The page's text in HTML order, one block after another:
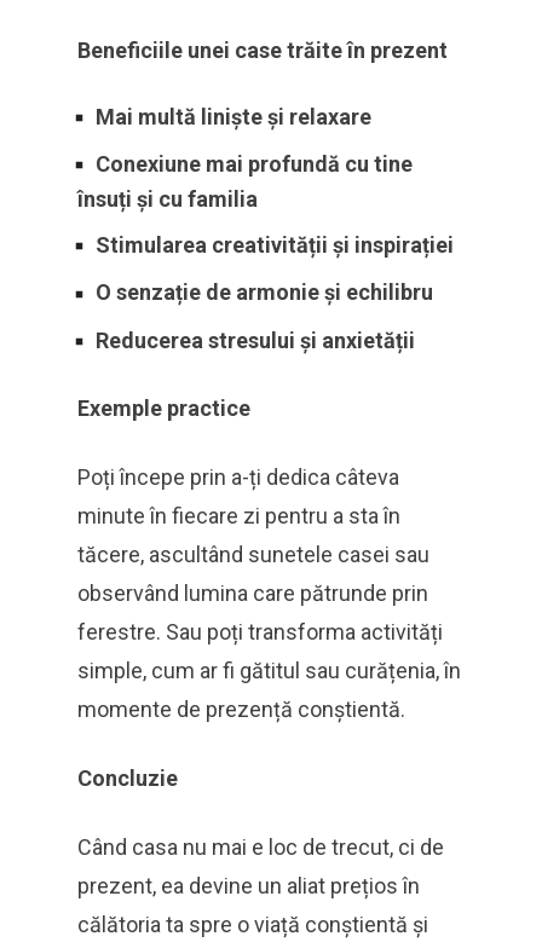
Beneficiile unei case trăite în prezent
Mai multă liniște și relaxare
Conexiune mai profundă cu tine
însuți și cu familia
Stimularea creativității și inspirației
O senzație de armonie și echilibru
Reducerea stresului și anxietății
Exemple practice
Poți începe prin a-ți dedica câteva
minute în fiecare zi pentru a sta în
tăcere, ascultând sunetele casei sau
observând lumina care pătrunde prin
ferestre. Sau poți transforma activități
simple, cum ar fi gătitul sau curățenia, în
momente de prezență conștientă.
Concluzie
Când casa nu mai e loc de trecut, ci de
prezent, ea devine un aliat prețios în
călătoria ta spre o viață conștientă și